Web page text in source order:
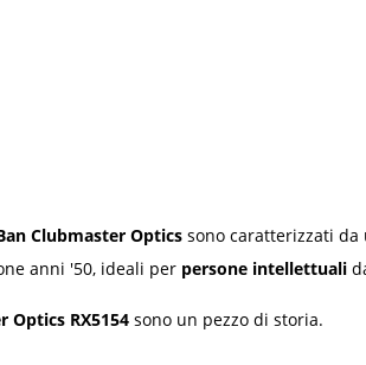
Clubmaster Optics sono caratterizzati da
anni '50, ideali per persone intellettuali
Optics RX5154 sono un pezzo di storia.